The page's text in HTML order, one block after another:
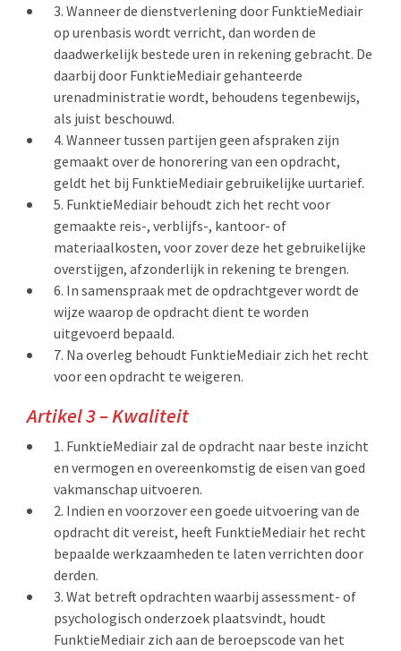
Wanneer de dienstverlening door FunktieMediair
op urenbasis wordt verricht, dan worden de
daadwerkelijk bestede uren in rekening gebracht. De
daarbij door FunktieMediair gehanteerde
urenadministratie wordt, behoudens tegenbewijs,
als juist beschouwd.
Wanneer tussen partijen geen afspraken zijn
gemaakt over de honorering van een opdracht,
geldt het bij FunktieMediair gebruikelijke uurtarief.
FunktieMediair behoudt zich het recht voor
gemaakte reis-, verblijfs-, kantoor- of
materiaalkosten, voor zover deze het gebruikelijke
overstijgen, afzonderlijk in rekening te brengen.
In samenspraak met de opdrachtgever wordt de
wijze waarop de opdracht dient te worden
uitgevoerd bepaald.
Na overleg behoudt FunktieMediair zich het recht
voor een opdracht te weigeren.
Artikel 3 – Kwaliteit
FunktieMediair zal de opdracht naar beste inzicht
en vermogen en overeenkomstig de eisen van goed
vakmanschap uitvoeren.
Indien en voorzover een goede uitvoering van de
opdracht dit vereist, heeft FunktieMediair het recht
bepaalde werkzaamheden te laten verrichten door
derden.
Wat betreft opdrachten waarbij assessment- of
psychologisch onderzoek plaatsvindt, houdt
FunktieMediair zich aan de beroepscode van het